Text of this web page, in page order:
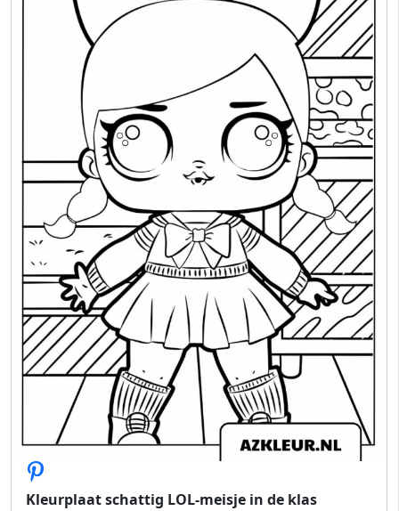
Kleurplaat schattig LOL-meisje in de klas